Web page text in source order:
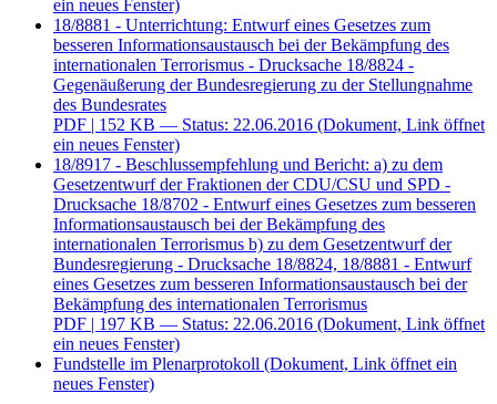
ein neues Fenster)
18/8881 - Unterrichtung: Entwurf eines Gesetzes zum
besseren Informationsaustausch bei der Bekämpfung des
internationalen Terrorismus - Drucksache 18/8824 -
Gegenäußerung der Bundesregierung zu der Stellungnahme
des Bundesrates
PDF | 152 KB — Status: 22.06.2016 (Dokument, Link öffnet
ein neues Fenster)
18/8917 - Beschlussempfehlung und Bericht: a) zu dem
Gesetzentwurf der Fraktionen der CDU/CSU und SPD -
Drucksache 18/8702 - Entwurf eines Gesetzes zum besseren
Informationsaustausch bei der Bekämpfung des
internationalen Terrorismus b) zu dem Gesetzentwurf der
Bundesregierung - Drucksache 18/8824, 18/8881 - Entwurf
eines Gesetzes zum besseren Informationsaustausch bei der
Bekämpfung des internationalen Terrorismus
PDF | 197 KB — Status: 22.06.2016 (Dokument, Link öffnet
ein neues Fenster)
Fundstelle im Plenarprotokoll (Dokument, Link öffnet ein
neues Fenster)